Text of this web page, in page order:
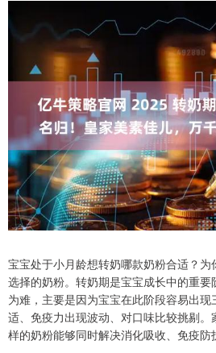
宝宝处于小月龄想转奶哪款奶粉合适？
选择的奶粉。转奶期是宝宝成长中的重
为难，主要是因为宝宝在此阶段容易出
适、免疫力出现波动、对口味比较挑剔
样的奶粉能够同时解决消化吸收、免疫防